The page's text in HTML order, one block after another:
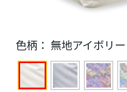
色柄： 無地アイボリー